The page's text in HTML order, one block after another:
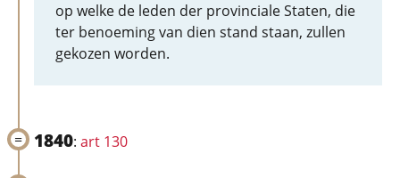
op welke de leden der provinciale Staten, die
ter benoeming van dien stand staan, zullen
gekozen worden.
1840: art 130